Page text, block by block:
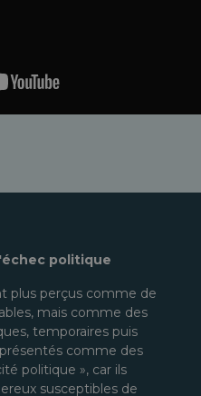
politique
plus perçus comme de
mais comme des
temporaires puis
comme des
politique », car ils
susceptibles de